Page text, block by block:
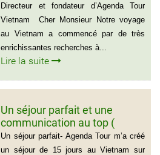
Directeur et fondateur d’Agenda Tour
Vietnam Cher Monsieur Notre voyage
au Vietnam a commencé par de très
enrichissantes recherches à...
Lire la suite
Un séjour parfait et une
communication au top (
Groupe de la famille de Mr
PASCAL CESCON)
Un séjour parfait- Agenda Tour m’a créé
un séjour de 15 jours au Vietnam sur